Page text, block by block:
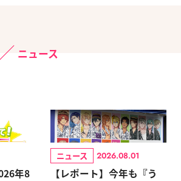
ニュース
年8
ニュース 2026.08.01
【レポート】今年も『う